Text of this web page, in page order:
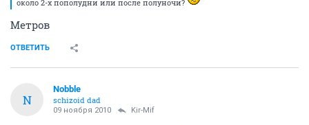
около 2-х пополудни или после полуночи?
Метров
ОТВЕТИТЬ
N
Nobble
schizoid dad
09 ноября 2010 Kir-Mif